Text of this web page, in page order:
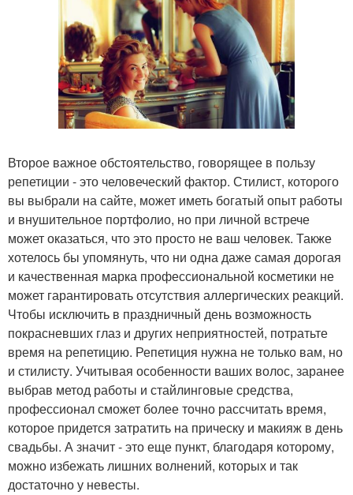
Второе важное обстоятельство, говорящее в пользу
репетиции - это человеческий фактор. Стилист, которого
вы выбрали на сайте, может иметь богатый опыт работы
и внушительное портфолио, но при личной встрече
может оказаться, что это просто не ваш человек. Также
хотелось бы упомянуть, что ни одна даже самая дорогая
и качественная марка профессиональной косметики не
может гарантировать отсутствия аллергических реакций.
Чтобы исключить в праздничный день возможность
покрасневших глаз и других неприятностей, потратьте
время на репетицию. Репетиция нужна не только вам, но
и стилисту. Учитывая особенности ваших волос, заранее
выбрав метод работы и стайлинговые средства,
профессионал сможет более точно рассчитать время,
которое придется затратить на прическу и макияж в день
свадьбы. А значит - это еще пункт, благодаря которому,
можно избежать лишних волнений, которых и так
достаточно у невесты.